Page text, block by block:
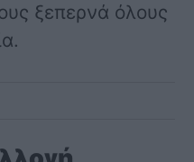
ξεπερνά όλους